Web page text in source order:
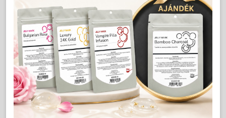
Kedvencnek jelöl
db Kosárba